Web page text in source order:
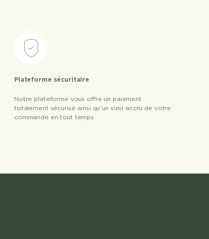
Plateforme sécuritaire
Notre plateforme vous offre un paiement
totalement sécurisé ainsi qu’un suivi accru de votre
commande en tout temps